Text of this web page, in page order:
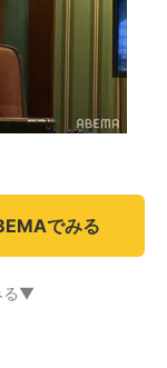
でみる
る▼